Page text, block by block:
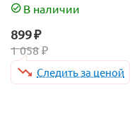
В наличии
899₽
1 058 ₽
Следить за ценой